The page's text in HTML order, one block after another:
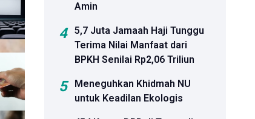
Amin
4
5,7 Juta Jamaah Haji Tunggu
Terima Nilai Manfaat dari
BPKH Senilai Rp2,06 Triliun
5
Meneguhkan Khidmah NU
untuk Keadilan Ekologis